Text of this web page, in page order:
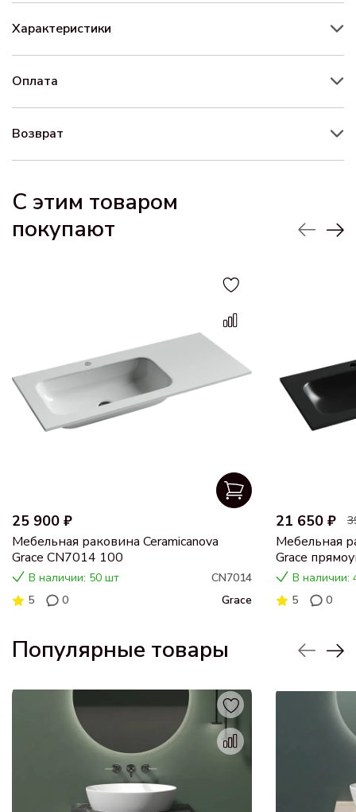
Характеристики
Оплата
Возврат
С этим товаром
покупают
25 900 ₽
Мебельная раковина Ceramicanova
Grace CN7014 100
В наличии: 50 шт
CN7014
5
0 Grace
21 650 ₽
Мебельная
Grace
101 см
В наличии:
5
0
Популярные товары